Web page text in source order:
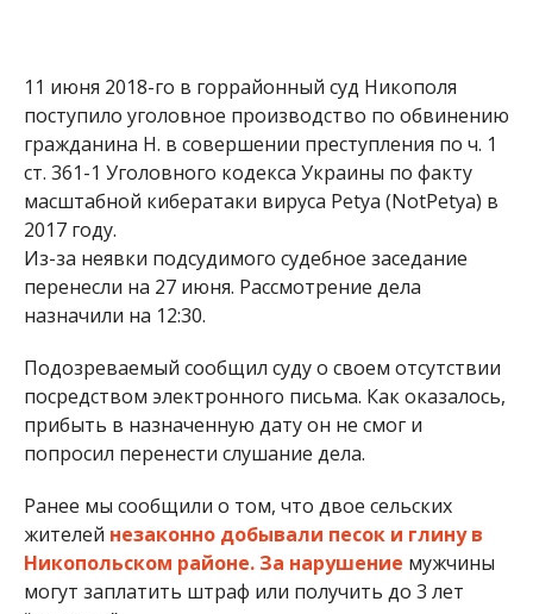
прибыть в назначенную дату он не смог и
попросил перенести слушание дела.
Ранее мы сообщили о том, что двое сельских
жителейнезаконно добывали песок и глину в
Никопольском районе. За нарушение
могут заплатить штраф или получить до 3 лет
“тюрьмы”.